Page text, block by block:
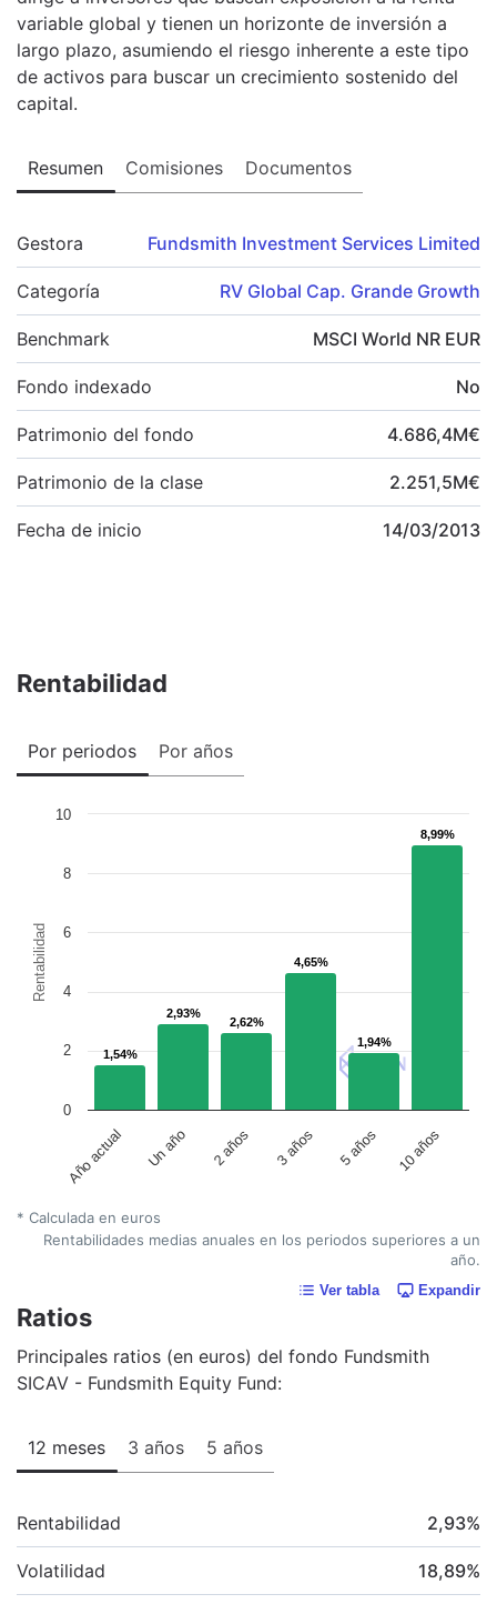
variable global y tienen un horizonte de inversión a
largo plazo, asumiendo el riesgo inherente a este tipo
de activos para buscar un crecimiento sostenido del
capital.
Resumen Comisiones Documentos
Gestora Fundsmith Investment Services Limited
Categoría RV Global Cap. Grande Growth
Benchmark MSCI World NR EUR
Fondo indexado No
Patrimonio del fondo 4.686,4M€
Patrimonio de la clase 2.251,5M€
Fecha de inicio 14/03/2013
Rentabilidad
Por periodos Por años
Rentabilidad
1,54%
1,54%
2,93%
2,93%
2,62%
2,62%
4,65%
4,65%
1,94%
1,94%
8,99%
8,99%
Año actual Un año 2 años 3 años 5 años 10 años
0
2
4
6
8
10
* Calculada en euros
Rentabilidades medias anuales en los periodos superiores a un
año.
Ver tabla Expandir
Ratios
Principales ratios (en euros) del fondo Fundsmith
SICAV - Fundsmith Equity Fund:
12 meses 3 años 5 años
Rentabilidad 2,93%
Volatilidad 18,89%